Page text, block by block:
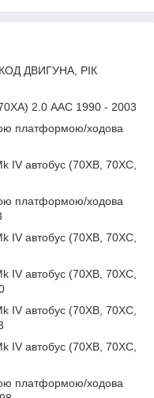
ДВИГУНА, РІК
2.0 AAC 1990 - 2003
платформою/ходова
IV автобус (70XB, 70XC,
платформою/ходова
IV автобус (70XB, 70XC,
IV автобус (70XB, 70XC,
IV автобус (70XB, 70XC,
IV автобус (70XB, 70XC,
платформою/ходова